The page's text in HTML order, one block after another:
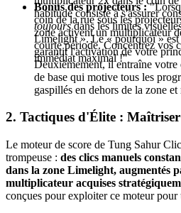
Bonus des projecteurs :
coin de la rue sous les
zone activent un multiplicateur
courte période. Concentrez vos
immédiat maximal !"
habitude consiste à s'assurer
toujoursdans les limites
Limelight ». Le « pourquoi »
garantit l'activation de votre
Deuxièmement, il entraîne
de base qui motive tous les
gaspillés en dehors de la zone
2. Tactiques d'Élite :
Le moteur de score de Tung Sahur
trompeuse : des clics manuels
dans la zone Limelight, augmentés
multiplicateur acquises
conçues pour exploiter ce moteur